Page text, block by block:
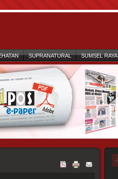
SUPRANATURAL SUMSEL RAYA